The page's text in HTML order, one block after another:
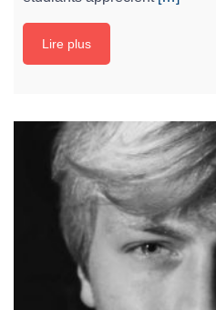
Lire plus